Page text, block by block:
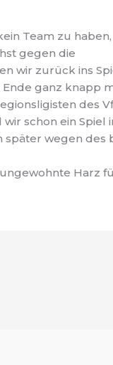
Team zu
gegen die
wir zurück ins
ganz knapp
des
schon ein Spiel
später wegen des
Harz